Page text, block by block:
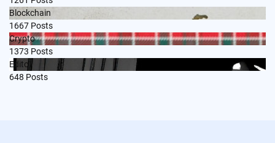
Blockchain
1667 Posts
Crypto
1373 Posts
Edito
648 Posts